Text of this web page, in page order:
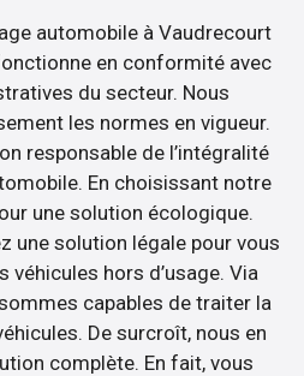
automobile à Vaudrecourt
en conformité avec
du secteur. Nous
les normes en vigueur.
responsable de l’intégralité
En choisissant notre
une solution écologique.
une solution légale pour vous
véhicules hors d’usage. Via
capables de traiter la
De surcroît, nous en
complète. En fait, vous